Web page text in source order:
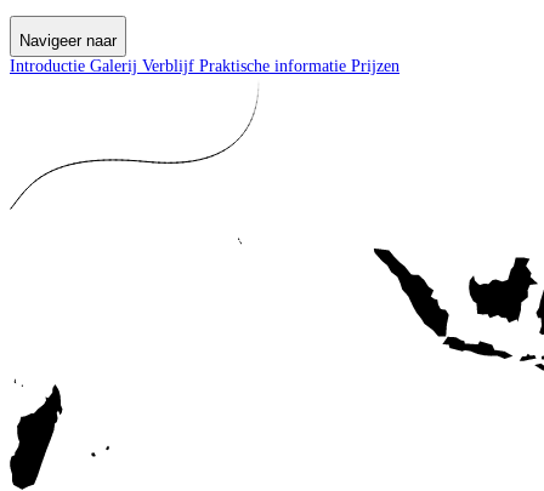
Navigeer naar
Introductie Galerij Verblijf Praktische informatie Prijzen